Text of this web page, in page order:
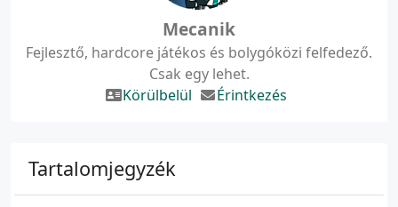
Mecanik
Fejlesztő, hardcore játékos és bolygóközi felfedező.
Csak egy lehet.
Körülbelül
Érintkezés
Tartalomjegyzék